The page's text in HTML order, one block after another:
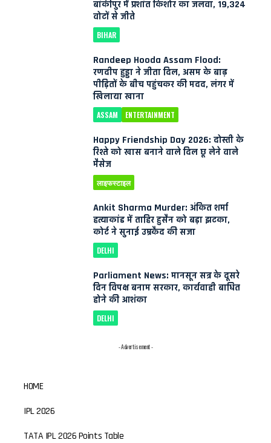
बांकीपुर में प्रशांत किशोर का जलवा, 19,324
वोटों से जीते
BIHAR
Randeep Hooda Assam Flood:
रणदीप हुड्डा ने जीता दिल, असम के बाढ़
पीड़ितों के बीच पहुंचकर की मदद, लंगर में
खिलाया खाना
ASSAM ENTERTAINMENT
Happy Friendship Day 2026: दोस्ती के
रिश्ते को खास बनाने वाले दिल छू लेने वाले
मैसेज
लाइफस्टाइल
Ankit Sharma Murder: अंकित शर्मा
हत्याकांड में ताहिर हुसैन को बड़ा झटका,
कोर्ट ने सुनाई उम्रकैद की सजा
DELHI
Parliament News: मानसून सत्र के दूसरे
दिन विपक्ष बनाम सरकार, कार्यवाही बाधित
होने की आशंका
DELHI
- Advertisement -
HOME
IPL 2026
TATA IPL 2026 Points Table